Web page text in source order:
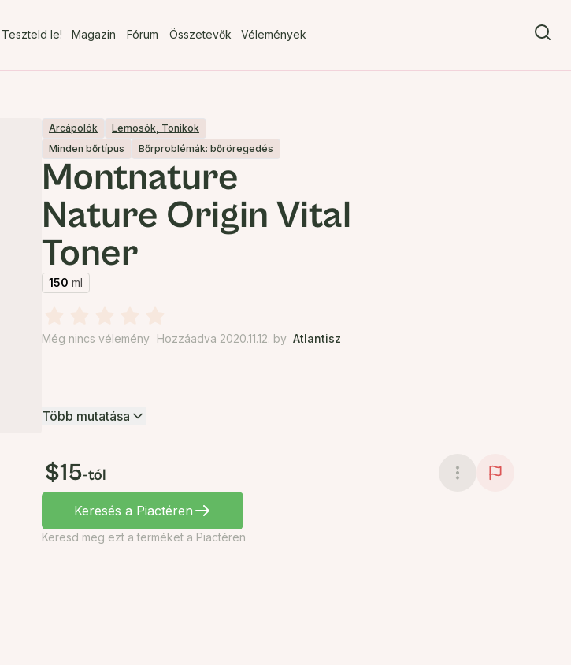
Teszteld le! Magazin Fórum Összetevők Vélemények
Arcápolók
Lemosók, Tonikok
Minden bőrtípus
Bőrproblémák: bőröregedés
Montnature
Nature Origin Vital
Toner
150 ml
Még nincs vélemény Hozzáadva 2020.11.12. by Atlantisz
Több mutatása
$15-tól
Keresés a Piactéren
Keresd meg ezt a terméket a Piactéren